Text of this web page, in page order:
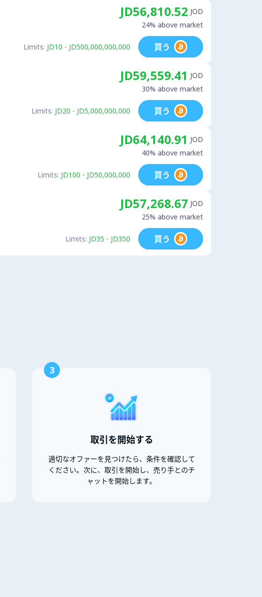
JD56,810.52 JOD
24% above market
Limits: JD10 - JD500,000,000,000 買う
JD59,559.41 JOD
30% above market
Limits: JD20 - JD5,000,000,000 買う
JD64,140.91 JOD
40% above market
Limits: JD100 - JD50,000,000 買う
JD57,268.67 JOD
25% above market
Limits: JD35 - JD350 買う
3
取引を開始する
適切なオファーを見つけたら、条件を確認して
ください。次に、取引を開始し、売り手とのチ
ャットを開始します。